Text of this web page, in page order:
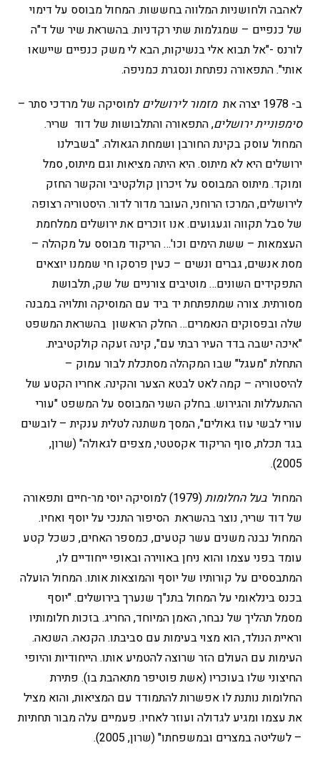
לאהבה ולחושניות המלווה בחששות. המחול מבוסס על דימוי
של כנפיים – שמגלמות שתי רקדניות. בהשראת שיר של ד"ה
לורנס -"אל תבוא אלי בנשיקות, הבא לי משק כנפיים שיישאו
אותי". התפאורה נפתחת ונסגרת כמניפה.
ב- 1978 יצרה את
מזמור לירושלים למוסיקה של מרדכי סתר –
סימפוניית ירושלים, התפאורה והתלבושות של דוד שריר.
המחול עוסק בקינת החורבן ושמחת הגאולה. "בשבילנו
ירושלים היא לא מיתוס. היא היתה מציאות וגם מיתוס, סמל
ומוקד. מיתוס המבוסס על זיכרון קולקטיבי והקשר החזק
לירושלים, המרכז הרוחני, העובר מדור לדור. היסטוריה רצופה
של סבל תקווה וגעגועים. אנו זוכרים את ירושלים ממלחמת
העצמאות – ששת הימים וכו'… הריקוד מבוסס על מקהלה –
מסת אנשים, גברים ונשים – כעין פרסקו חי שממנו יוצאים
התפקידים השונים… מוטיבים צורניים של שק, תלבושת
מסורתית. צורה שמתפתחת יד ביד עם המוסיקה ותלויה במבנה
שלה ובפסוקים הנאמרים… החלק הראשון בהשראת המשפט
"איכה ישבה בדד העיר רבתי עם", קינה זעקה קולקטיבית.
התחלת "מעגל" שבו המקהלה מסתכלת לבור עמוק –
להיסטוריה – קמה לאט לבטא הצער והקינה. אחריו הקטע של
ההתעללות והגירוש. בחלק השני המבוסס על המשפט "עורי
עורי לבשי עוז גאולים", המסך משתנה לטלית ענקית – לובשים
בגד תכלת, סוף הריקוד אקסטטי, מצפים לגאולה" (שרון,
2005).
המחולבעל החלומות
(1979) למוסיקה יוסי מר-חיים ותפאורה
של דוד שריר, נוצר בהשראת הסיפור התנכי על יוסף ואחיו.
המחול נבנה משנים עשר קטעים, כמספר האחים, כשכל קטע
עומד בפני עצמו והוא ניחן באווירה ובאופי ייחודיים לו,
המתבססים על קורותיו של יוסף והמוצאות אותו. המחול הועלה
בכנס בינלאומי על המחול בתנ"ך שנערך בירושלים. "יוסף
מסמל תהליך של נבחר, האמן המיוחד, החריג. בזכות חלומותיו
וראיית הנולד, הוא מצוי בעימות עם סביבתו. הקנאה. השנאה.
העימות עם העולם הזר שרוצה להטמיע אותו. הייחודיות והיופי
החיצוני שלו בעוכריו (אשת פוטיפר מתאהבת בו). פתירת
החלומות נותנת לו אפשרות להתמודד עם המציאות, והוא מציל
את עצמו ומגיע לגדולה ועוזר לאחיו. פעמיים עלה מבור תחתיות
– לשליטה במצרים ובמשפחתו" (שרון, 2005).